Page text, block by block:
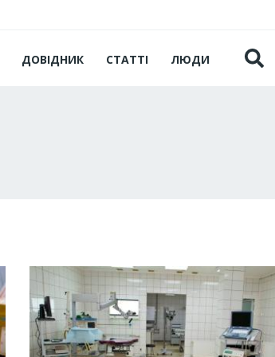
ДОВІДНИК СТАТТІ ЛЮДИ